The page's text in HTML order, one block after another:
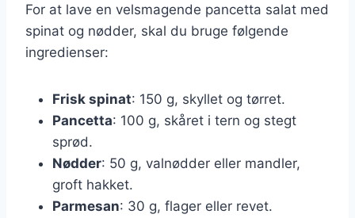
For at lave en velsmagende pancetta salat med
spinat og nødder, skal du bruge følgende
ingredienser:
Frisk spinat: 150 g, skyllet og tørret.
Pancetta: 100 g, skåret i tern og stegt
sprød.
Nødder: 50 g, valnødder eller mandler,
groft hakket.
Parmesan: 30 g, flager eller revet.